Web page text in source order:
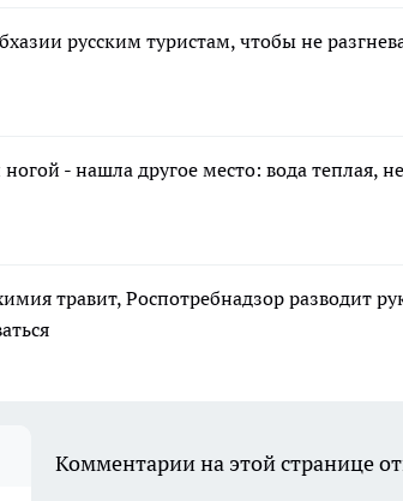
русским туристам, чтобы не
- нашла другое место: вода теплая,
травит, Роспотребнадзор разводит
Комментарии на этой странице